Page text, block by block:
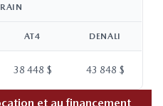
AT4 DENALI
38 448 $ 43 848 $
et au financement